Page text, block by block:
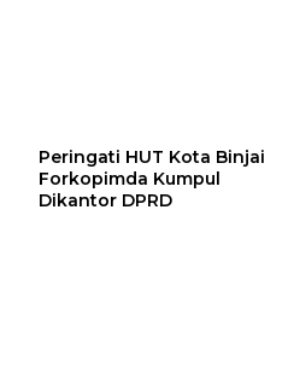
Peringati HUT Kota Binjai
Forkopimda Kumpul
Dikantor DPRD